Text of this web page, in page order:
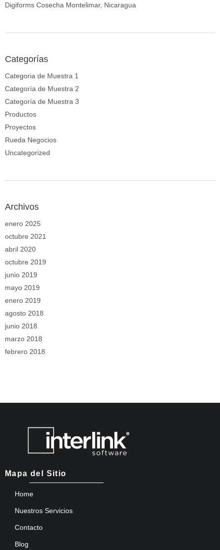
Digiforms Cosecha Montelimar, Nicaragua
Categorías
Categoria de Muestra 1
Categoría de Muestra 2
Categoría de Muestra 3
Productos
Proyectos
Rueda Negocios
Uncategorized
Archivos
enero 2025
octubre 2021
abril 2020
octubre 2019
junio 2019
mayo 2019
enero 2019
agosto 2018
junio 2018
marzo 2018
febrero 2018
Mapa del Sitio
Home
Nuestros Servicios
Contacto
Blog